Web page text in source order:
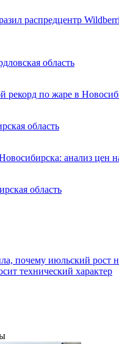
распредцентр
область
рекорд по жаре в
область
анализ цен
область
почему июльский рост
технический характер